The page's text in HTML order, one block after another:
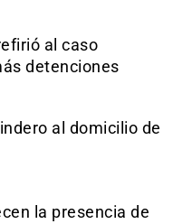
al caso
detenciones
al domicilio de
la presencia de